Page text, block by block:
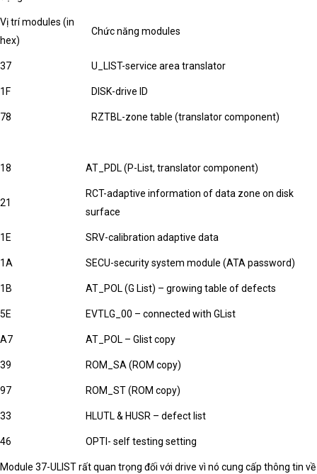
Vị trí modules (in
hex)
Chức năng modules
37 U_LIST-service area translator
1F DISK-drive ID
78 RZTBL-zone table (translator component)
18 AT_PDL (P-List, translator component)
21
RCT-adaptive information of data zone on disk
surface
1E SRV-calibration adaptive data
1A SECU-security system module (ATA password)
1B AT_POL (G List) – growing table of defects
5E EVTLG_00 – connected with GList
A7 AT_POL – Glist copy
39 ROM_SA (ROM copy)
97 ROM_ST (ROM copy)
33 HLUTL & HUSR – defect list
46 OPTI- self testing setting
Module 37-ULIST rất quan trọng đối với drive vì nó cung cấp thông tin về